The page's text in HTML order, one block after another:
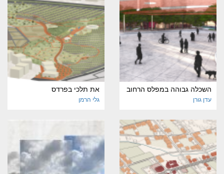
השכלה גבוהה במפלס הרחוב
עדן גורן
את תלכי בפרדס
גלי הרמן